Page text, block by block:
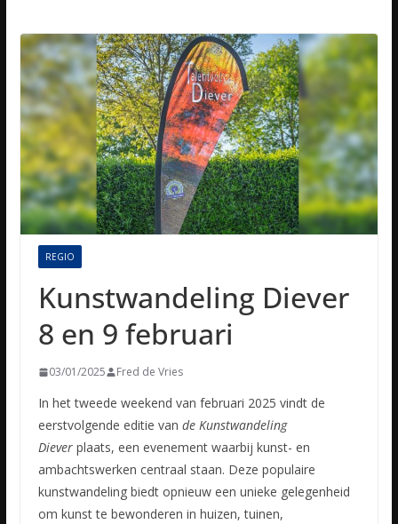
REGIO
Kunstwandeling Diever
8 en 9 februari
03/01/2025 Fred de Vries
In het tweede weekend van februari 2025 vindt de
eerstvolgende editie van de Kunstwandeling
Dieverplaats, een evenement waarbij kunst- en
ambachtswerken centraal staan. Deze populaire
kunstwandeling biedt opnieuw een unieke gelegenheid
om kunst te bewonderen in huizen, tuinen,